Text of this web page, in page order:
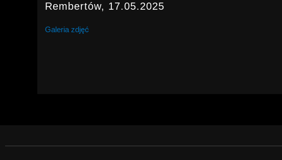
Rembertów, 17.05.2025
Galeria zdjęć